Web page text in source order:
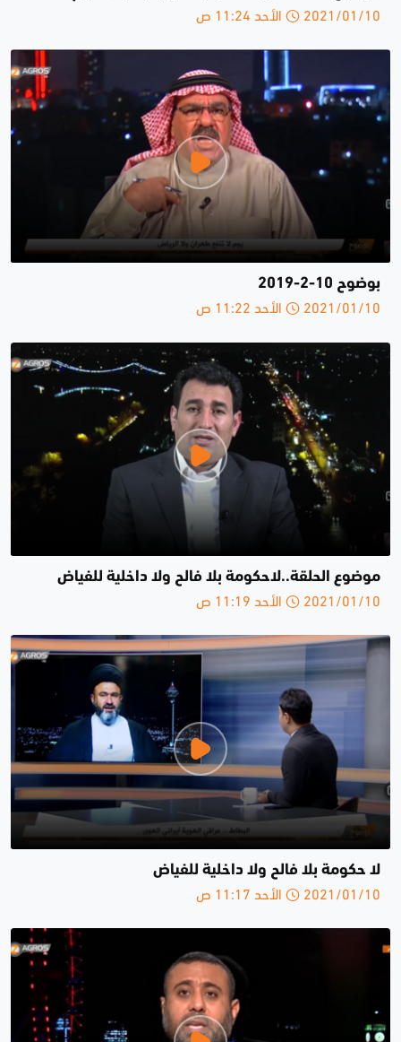
2021/01/10 الأحد 11:24 ص
بوضوح 10-2-2019
2021/01/10 الأحد 11:22 ص
موضوع الحلقة..لاحكومة بلا فالح ولا داخلية للفياض
2021/01/10 الأحد 11:19 ص
لا حكومة بلا فالح ولا داخلية للفياض
2021/01/10 الأحد 11:17 ص